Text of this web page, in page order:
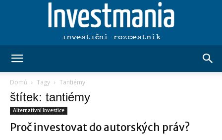
Domů Tagy Tantiémy
štítek: tantiémy
Alternativní Investice
Proč investovat do autorských práv?